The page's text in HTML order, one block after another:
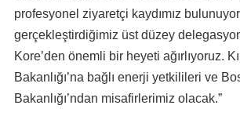
profesyonel ziyaretçi kaydımız bulunuyor.
gerçekleştirdiğimiz üst düzey
Kore’den önemli bir heyeti ağırlıyoruz.
Bakanlığı’na bağlı enerji yetkilileri ve
Bakanlığı’ndan misafirlerimiz olacak.”